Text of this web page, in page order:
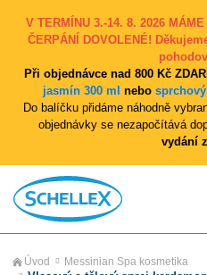
V TERMÍNU 3.-14. 8. 2026
ČERPÁNÍ DOVOLENÉ!
Při objednávce nad 800 Kč
jasmín 300 ml nebo
Do balíčku přidáme náhodně
objednávky se nezapočítává
vydání
Úvod Messinian Spa kosmetika